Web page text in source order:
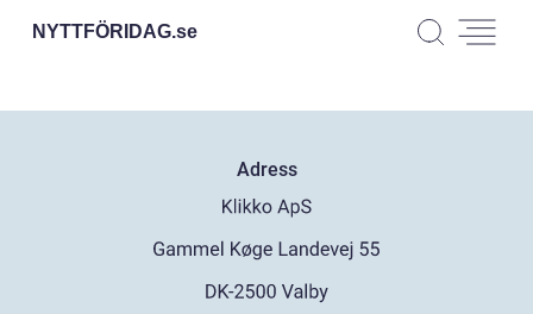
NYTTFÖRIDAG.se
Adress